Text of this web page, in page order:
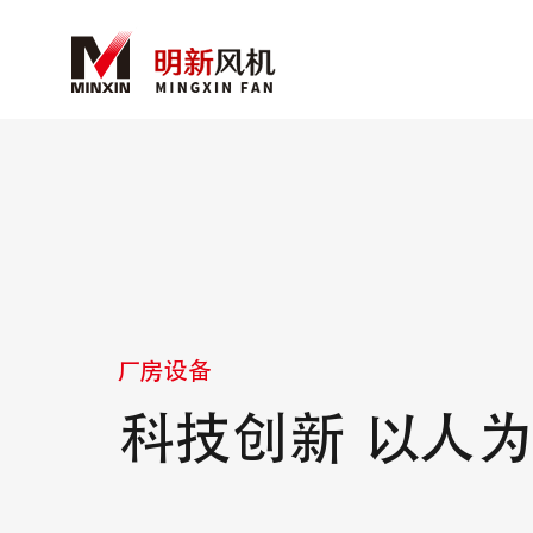
厂房设备
科技创新 以人